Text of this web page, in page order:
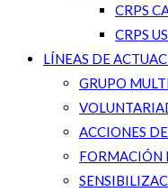
CRPS
CRPS
LÍNEAS DE
GRUPO
ACCIONES
FORMACIÓN